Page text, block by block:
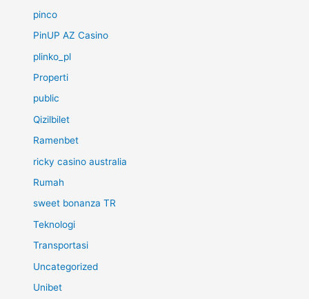
pinco
PinUP AZ Casino
plinko_pl
Properti
public
Qizilbilet
Ramenbet
ricky casino australia
Rumah
sweet bonanza TR
Teknologi
Transportasi
Uncategorized
Unibet